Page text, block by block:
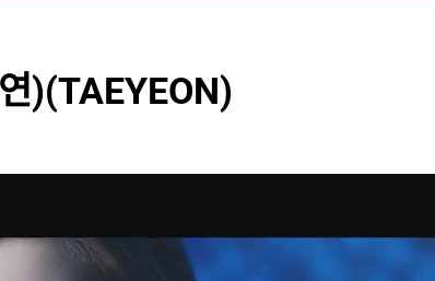
)(TAEYEON)